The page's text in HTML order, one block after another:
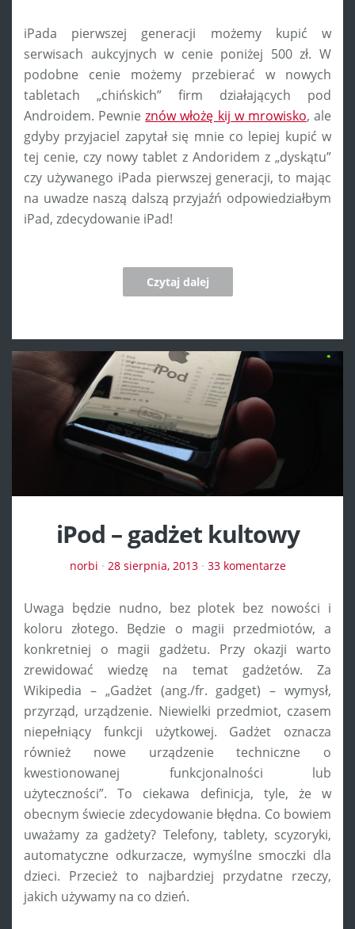
iPada pierwszej generacji możemy kupić w
serwisach aukcyjnych w cenie poniżej 500 zł. W
podobne cenie możemy przebierać w nowych
tabletach „chińskich” firm działających pod
Androidem. Pewnieznów włożę kij w mrowisko, ale
gdyby przyjaciel zapytał się mnie co lepiej kupić w
tej cenie, czy nowy tablet z Andoridem z „dyskątu”
czy używanego iPada pierwszej generacji, to mając
na uwadze naszą dalszą przyjaźń odpowiedziałbym
iPad, zdecydowanie iPad!
Czytaj dalej
iPod – gadżet kultowy
norbi · 28 sierpnia, 2013· 33 komentarze
Uwaga będzie nudno, bez plotek bez nowości i
koloru złotego. Będzie o magii przedmiotów, a
konkretniej o magii gadżetu. Przy okazji warto
zrewidować wiedzę na temat gadżetów. Za
Wikipedia – „Gadżet (ang./fr. gadget) – wymysł,
przyrząd, urządzenie. Niewielki przedmiot, czasem
niepełniący funkcji użytkowej. Gadżet oznacza
również nowe urządzenie techniczne o
kwestionowanej funkcjonalności lub
użyteczności”. To ciekawa definicja, tyle, że w
obecnym świecie zdecydowanie błędna. Co bowiem
uważamy za gadżety? Telefony, tablety, scyzoryki,
automatyczne odkurzacze, wymyślne smoczki dla
dzieci. Przecież to najbardziej przydatne rzeczy,
jakich używamy na co dzień.